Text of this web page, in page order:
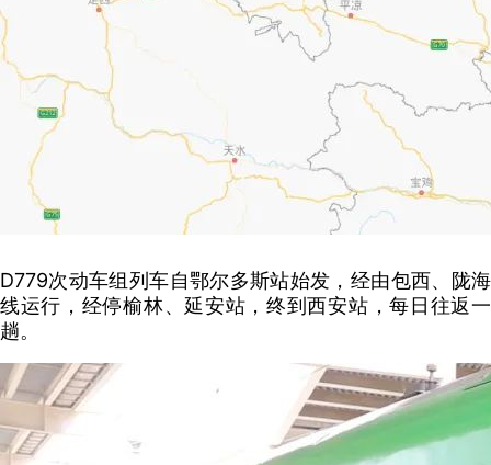
D779次动车组列车自鄂尔多斯站始发，经由包西、陇海
线运行，经停榆林、延安站，终到西安站，每日往返一
趟。